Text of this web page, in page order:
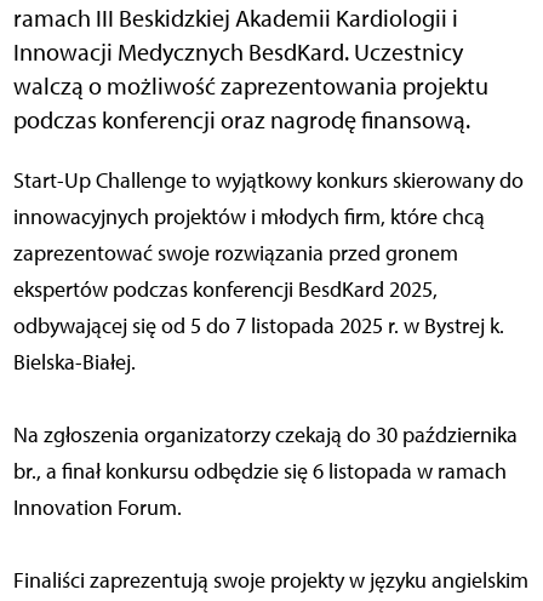
ramach III Beskidzkiej Akademii Kardiologii i
Innowacji Medycznych BesdKard. Uczestnicy
walczą o możliwość zaprezentowania projektu
podczas konferencji oraz nagrodę finansową.
Start-Up Challenge to wyjątkowy konkurs skierowany do
innowacyjnych projektów i młodych firm, które chcą
zaprezentować swoje rozwiązania przed gronem
ekspertów podczas konferencji BesdKard 2025,
odbywającej się od 5 do 7 listopada 2025 r. w Bystrej k.
Bielska-Białej.
Na zgłoszenia organizatorzy czekają do 30 października
br., a finał konkursu odbędzie się 6 listopada w ramach
Innovation Forum.
Finaliści zaprezentują swoje projekty w języku angielskim